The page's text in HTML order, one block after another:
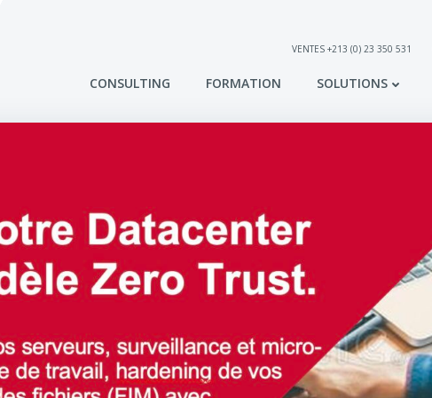
VENTES +213 (0) 23 350 531
CONSULTING FORMATION SOLUTIONS